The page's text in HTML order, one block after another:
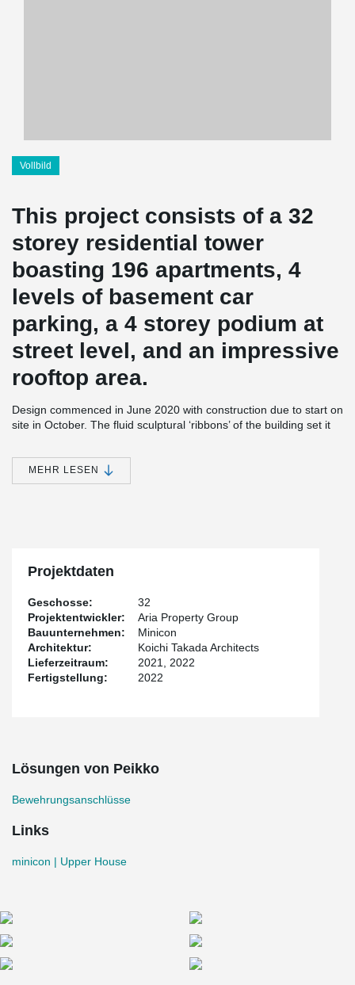
Vollbild
This project consists of a 32
storey residential tower
boasting 196 apartments, 4
levels of basement car
parking, a 4 storey podium at
street level, and an impressive
rooftop area.
Design commenced in June 2020 with construction due to start on
site in October. The fluid sculptural ‘ribbons’ of the building set it
reference to the roots of the Moreton Bay fig tree native to
Queensland.
MEHR LESEN
Projektdaten
Geschosse:
32
Projektentwickler:
Aria Property Group
Bauunternehmen:
Minicon
Architektur:
Koichi Takada Architects
Lieferzeitraum:
2021, 2022
Fertigstellung:
2022
Lösungen von Peikko
Bewehrungsanschlüsse
Links
minicon | Upper House